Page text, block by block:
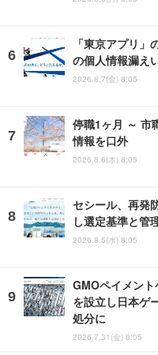
「東京アプリ
の個人情報漏え
2026.8.7(金) 8:05
停職1ヶ月 ～ 市
情報を口外
2026.8.6(木) 8:05
セシール、再発
し選定基準と管
2026.8.5(水) 8:05
GMOペイメン
を設立し日本ゲ
処分に
2026.7.31(金) 8:05